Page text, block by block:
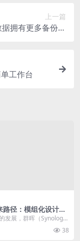
上一篇
拥有更多备份途
工作台
路径：模组化设计、
阶与云端化发展趋势
发展，群晖（Synolog
术领域内展现出其在模
化...
38